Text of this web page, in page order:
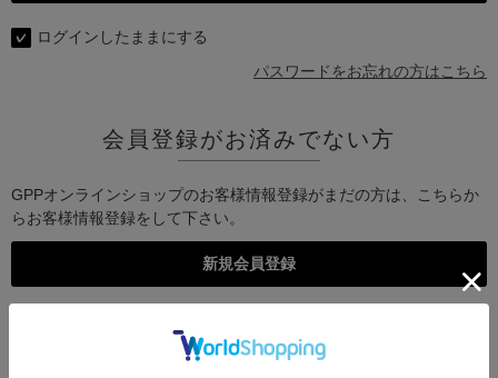
ログインしたままにする
パスワードをお忘れの方はこちら
会員登録がお済みでない方
GPPオンラインショップのお客様情報登録がまだの方は、こちらか
らお客様情報登録をして下さい。
こちらは個人様向けのページとなります。法人のお客様のログイ